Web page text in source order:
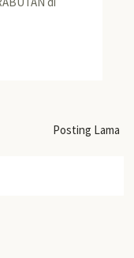
Posting Lama